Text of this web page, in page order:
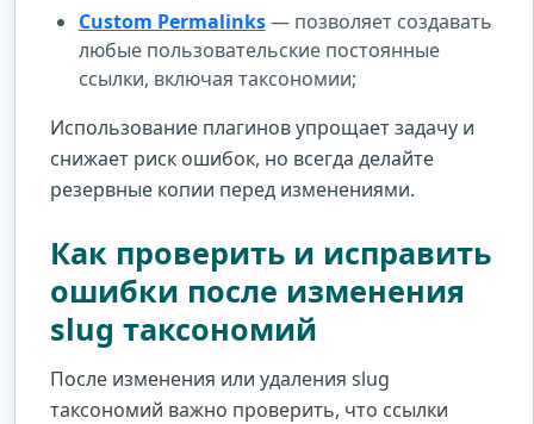
Custom Permalinks— позволяет создавать
любые пользовательские постоянные
ссылки, включая таксономии;
Использование плагинов упрощает задачу и
снижает риск ошибок, но всегда делайте
резервные копии перед изменениями.
Как проверить и исправить
ошибки после изменения
slug таксономий
После изменения или удаления slug
таксономий важно проверить, что ссылки